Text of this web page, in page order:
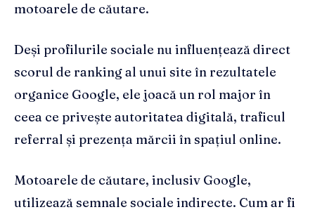
motoarele de căutare.
Deși profilurile sociale nu influențează direct
scorul de ranking al unui site în rezultatele
organice Google, ele joacă un rol major în
ceea ce privește autoritatea digitală, traficul
referral și prezența mărcii în spațiul online.
Motoarele de căutare, inclusiv Google,
utilizează semnale sociale indirecte. Cum ar fi